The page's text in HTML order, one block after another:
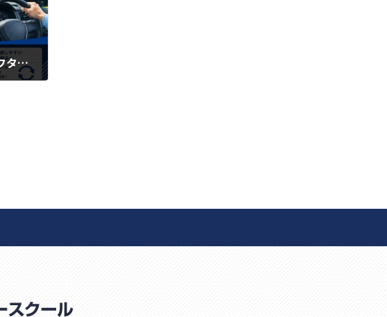
【名古屋校】安全運転診断およびアフターフォローの仕組みを全面リニューアルしました